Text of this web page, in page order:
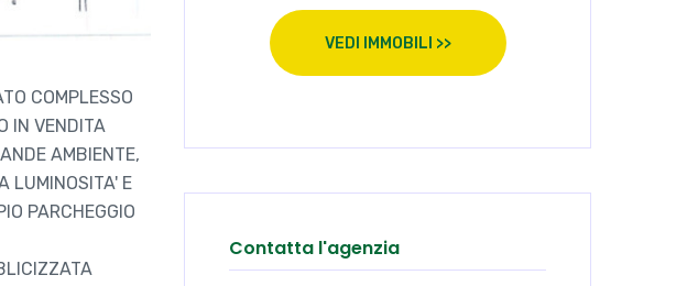
COMPLESSO
IN VENDITA
AMBIENTE,
LUMINOSITA' E
PARCHEGGIO
VEDI IMMOBILI >>
Contatta l'agenzia